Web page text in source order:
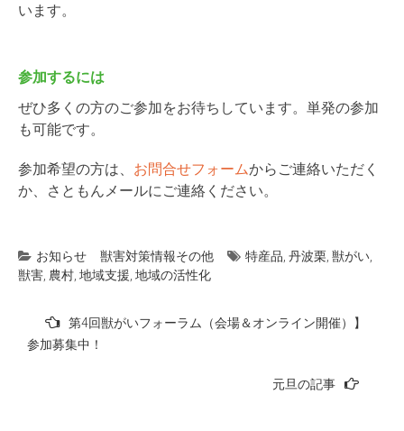
います。
参加するには
ぜひ多くの方のご参加をお待ちしています。単発の参加
も可能です。
参加希望の方は、 お問合せフォームからご連絡いただく
か、さともんメールにご連絡ください。
お知らせ 獣害対策情報その他 特産品 丹波栗 獣がい
獣害 農村 地域支援 地域の活性化
稿
第4回獣がいフォーラム（会場＆オンライン開催）】
参加募集中！
元旦の記事